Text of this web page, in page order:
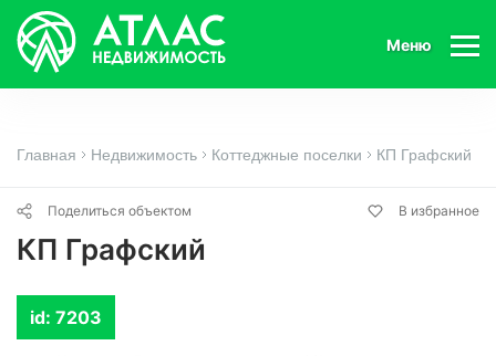
Меню
Главная Недвижимость Коттеджные поселки КП Графский
Поделиться объектом В избранное
КП Графский
id: 7203